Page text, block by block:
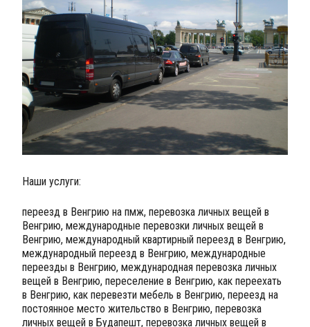
Наши услуги:
переезд в Венгрию на пмж, перевозка личных вещей в
Венгрию, международные перевозки личных вещей в
Венгрию, международный квартирный переезд в Венгрию,
международный переезд в Венгрию, международные
переезды в Венгрию, международная перевозка личных
вещей в Венгрию, переселение в Венгрию, как переехать
в Венгрию, как перевезти мебель в Венгрию, переезд на
постоянное место жительство в Венгрию, перевозка
личных вещей в Будапешт, перевозка личных вещей в